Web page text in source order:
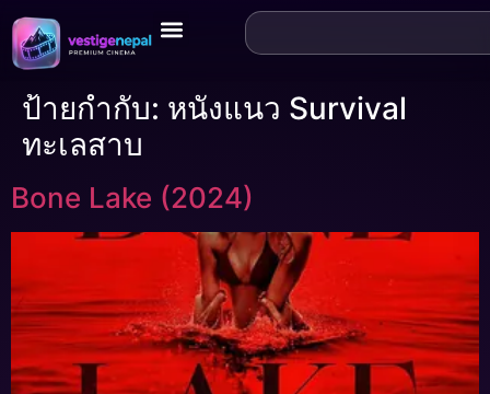
ป้ายกำกับ: หนังแนว Survival
ทะเลสาบ
Bone Lake (2024)